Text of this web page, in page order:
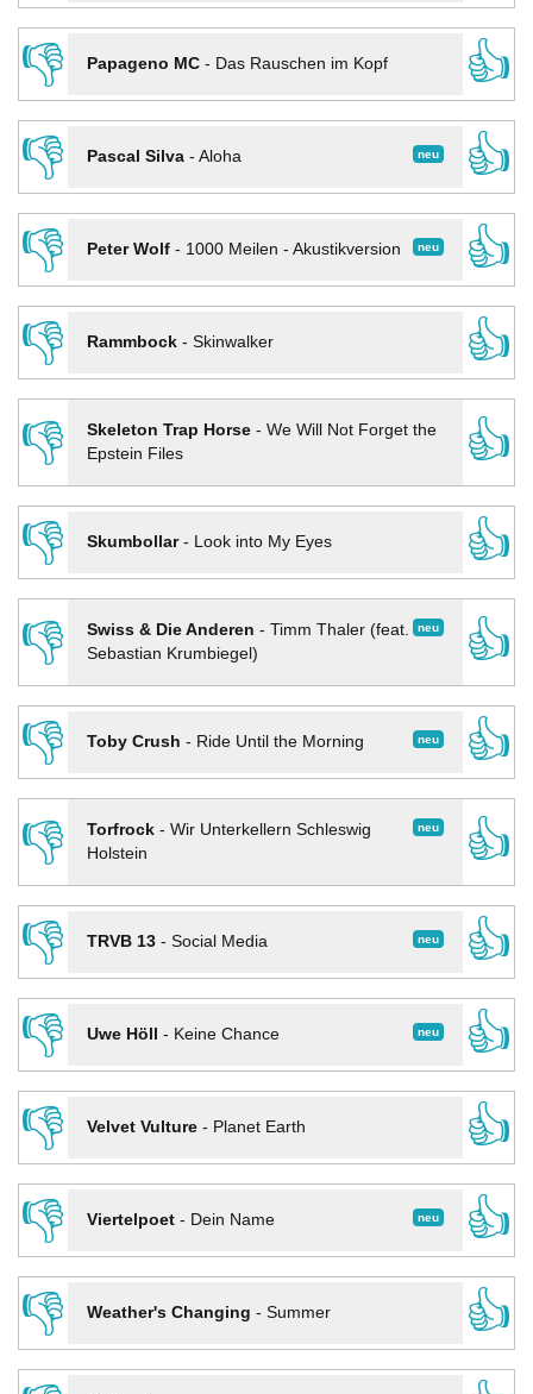
👎
Papageno MC- Das Rauschen im Kopf
👍
👎
neu
Pascal Silva- Aloha
👍
👎
neu
Peter Wolf- 1000 Meilen - Akustikversion
👍
👎
Rammbock- Skinwalker
👍
👎
Skeleton Trap Horse- We Will Not Forget the
Epstein Files
👍
👎
Skumbollar- Look into My Eyes
👍
👎
neu
Swiss & Die Anderen - Timm Thaler (feat.
Sebastian Krumbiegel)
👍
👎
neu
Toby Crush - Ride Until the Morning
👍
👎
neu
Torfrock- Wir Unterkellern Schleswig
Holstein
👍
👎
neu
TRVB 13- Social Media
👍
👎
neu
Uwe Höll - Keine Chance
👍
👎
Velvet Vulture- Planet Earth
👍
👎
neu
Viertelpoet- Dein Name
👍
👎
Weather's Changing - Summer
👍